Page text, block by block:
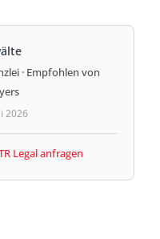
· Empfohlen von
2026
Legal anfragen